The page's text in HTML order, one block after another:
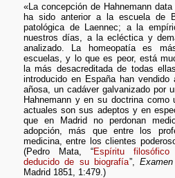
«La concepción de Hahnemann
ha sido anterior a la escuela de
patológica de Laennec; a la
nuestros días, a la ecléctica y
analizado. La homeopatía es
escuelas, y lo que es peor, está
la más desacreditada de todas
introducido en España han
añosa, un cadáver galvanizado por
Hahnemann y en su doctrina como
actuales son sus adeptos y en
que en Madrid no perdonan
adopción, más que entre los
medicina, entre los clientes
(Pedro Mata, “Espíritu filosófico
deducido de su biografía”,
Madrid 1851, 1:479.)